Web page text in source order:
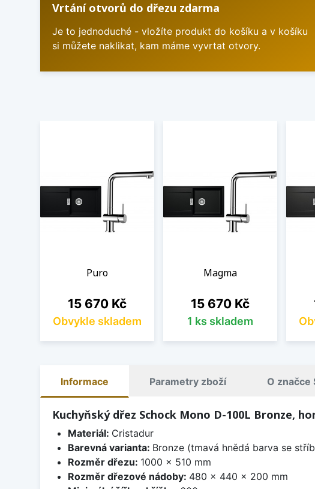
Vrtání otvorů do dřezu zdarma
Je to jednoduché - vložíte produkt do košíku a v košíku
si můžete naklikat, kam máme vyvrtat otvory.
Puro
Cena
15 670 Kč
Obvykle skladem
Magma
Cena
15 670 Kč
1 ks skladem
Informace Parametry zboží O značce
Kuchyňský dřez Schock Mono D-100L Bronze,
Materiál: Cristadur
Barevná varianta: Bronze (tmavá hnědá barva se
Rozměr dřezu: 1000 x 510 mm
Rozměr dřezové nádoby: 480 x 440 x 200 mm